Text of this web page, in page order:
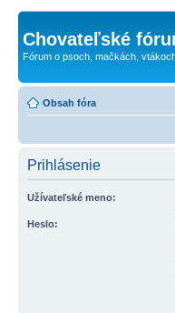
Chovateľské
Fórum o psoch, mačkách,
Obsah fóra
Prihlásenie
Užívateľské meno:
Heslo: